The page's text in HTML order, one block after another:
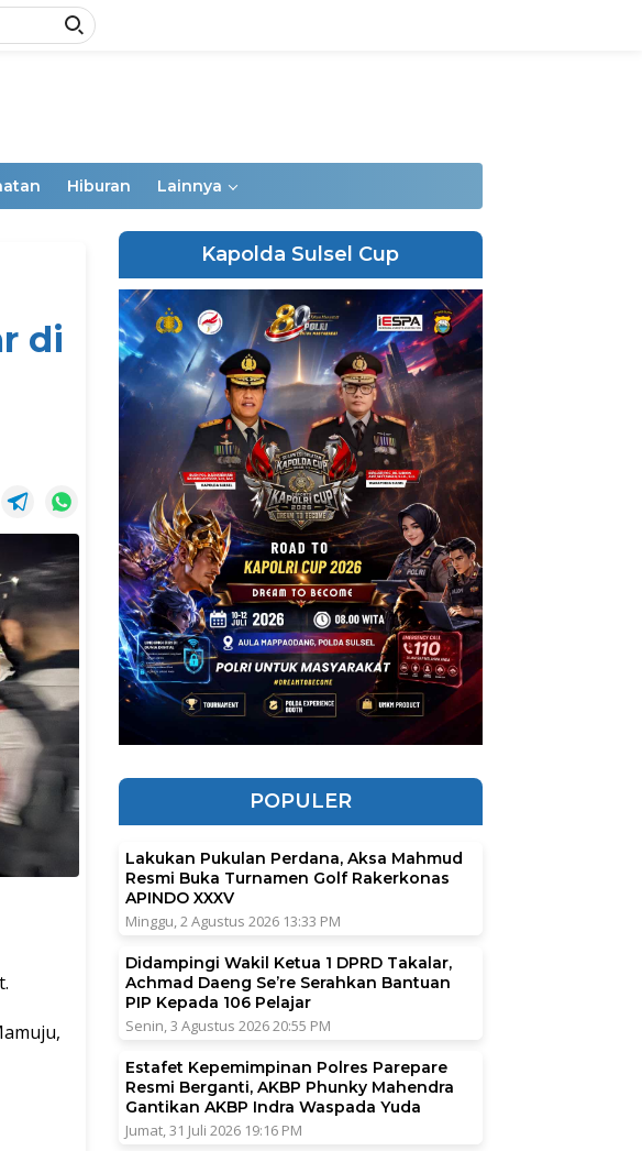
Hiburan Lainnya
di
Kapolda Sulsel Cup
POPULER
Lakukan Pukulan Perdana, Aksa Mahmud
Resmi Buka Turnamen Golf Rakerkonas
APINDO XXXV
Minggu, 2 Agustus 2026 13:33 PM
Didampingi Wakil Ketua 1 DPRD Takalar,
Achmad Daeng Se’re Serahkan Bantuan
PIP Kepada 106 Pelajar
Senin, 3 Agustus 2026 20:55 PM
Estafet Kepemimpinan Polres Parepare
Resmi Berganti, AKBP Phunky Mahendra
Gantikan AKBP Indra Waspada Yuda
Jumat, 31 Juli 2026 19:16 PM